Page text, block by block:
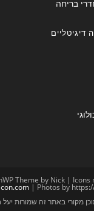
Theme by Nick | Icons
| Photos by
מקורי באתר זה שמורות יעל